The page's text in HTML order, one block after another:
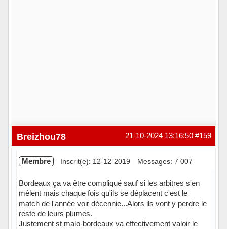
#159
21-10-2024 13:16:50
Breizhou78
Membre Inscrit(e): 12-12-2019 Messages: 7 007
Bordeaux ça va être compliqué sauf si les arbitres s'en
mêlent mais chaque fois qu'ils se déplacent c'est le
match de l'année voir décennie...Alors ils vont y perdre le
reste de leurs plumes.
Justement st malo-bordeaux va effectivement valoir le